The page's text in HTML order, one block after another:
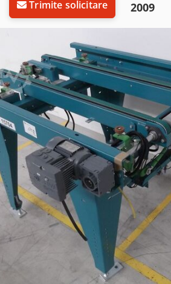
Trimite solicitare 2009